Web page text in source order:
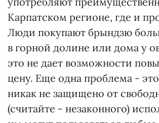
Карпатском регионе, где и
Люди покупают брындзю
в горной долине или дома у
это не дает возможности
цену. Еще одна проблема -
никак не защищено от
(считайте - незаконного)